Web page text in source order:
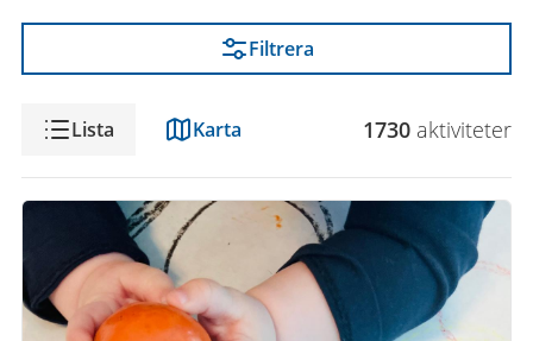
Filtrera
VisningLista Karta 1730 aktiviteter